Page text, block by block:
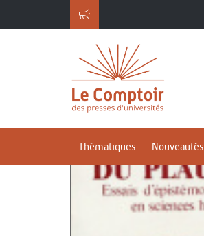
Thématiques Nouveautés
ACCUEIL LOGIQUE DU PLAUSIBLE